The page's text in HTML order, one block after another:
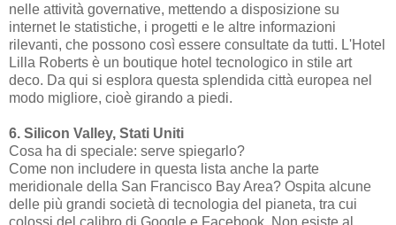
nelle attività governative, mettendo a disposizione su
internet le statistiche, i progetti e le altre informazioni
rilevanti, che possono così essere consultate da tutti. L'Hotel
Lilla Roberts è un boutique hotel tecnologico in stile art
deco. Da qui si esplora questa splendida città europea nel
modo migliore, cioè girando a piedi.
6. Silicon Valley, Stati Uniti
Cosa ha di speciale: serve spiegarlo?
Come non includere in questa lista anche la parte
meridionale della San Francisco Bay Area? Ospita alcune
delle più grandi società di tecnologia del pianeta, tra cui
colossi del calibro di Google e Facebook. Non esiste al